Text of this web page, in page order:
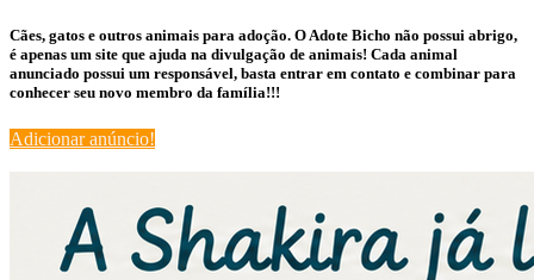
Cães, gatos e outros animais para adoção. O Adote Bicho não possui abrigo,
é apenas um site que ajuda na divulgação de animais! Cada animal
anunciado possui um responsável, basta entrar em contato e combinar para
conhecer seu novo membro da família!!!
Adicionar anúncio!